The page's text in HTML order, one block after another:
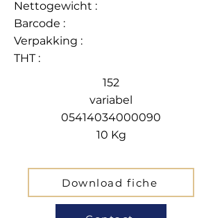
Nettogewicht :
Barcode :
Verpakking :
THT :
152
variabel
05414034000090
10 Kg
Download fiche